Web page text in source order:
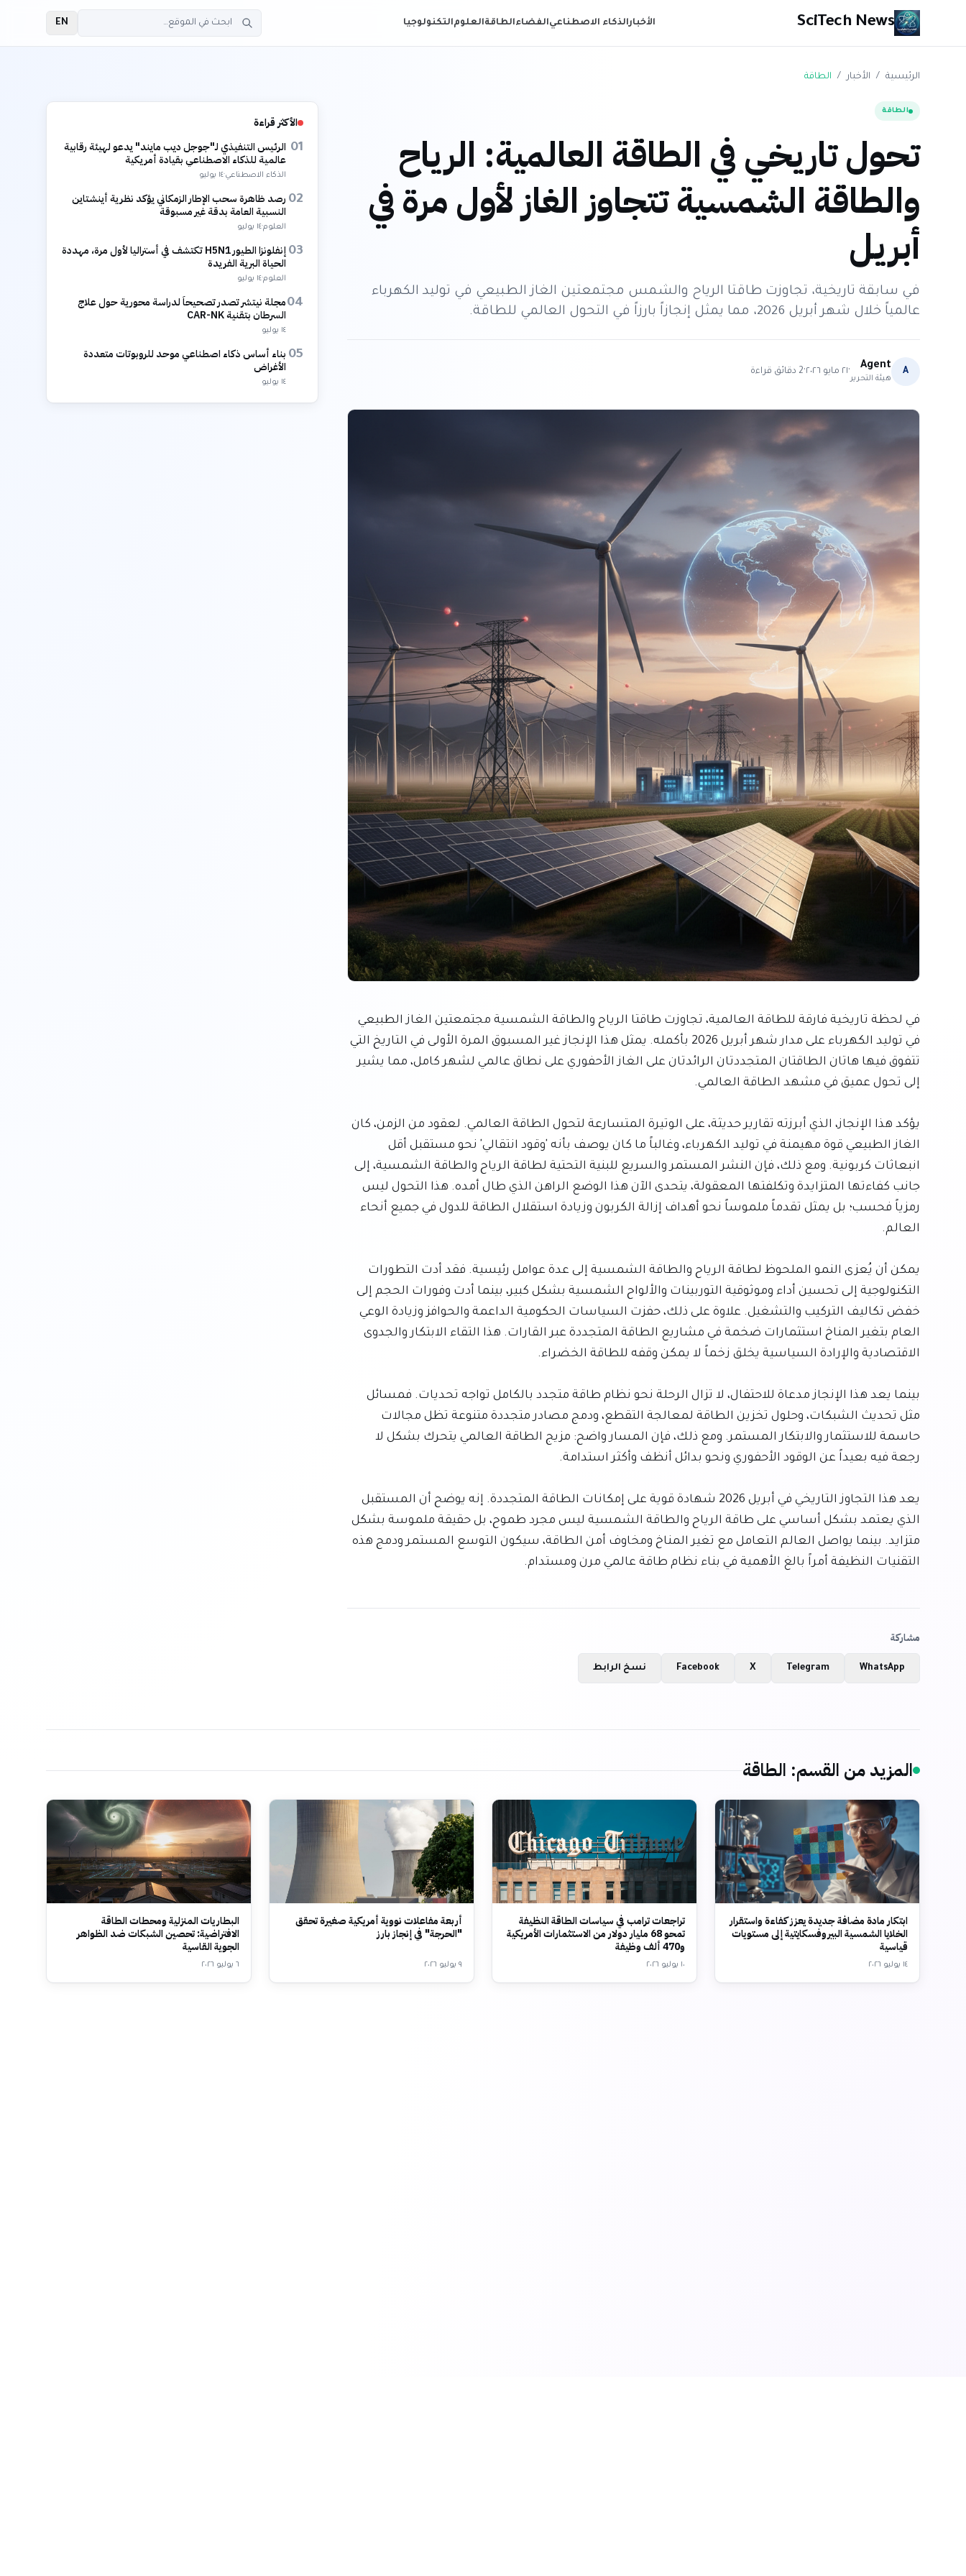
SciTech News الأخبارالذكاء الاصطناعيالفضاءالطاقةالعلومالتكنولوجيا EN
الرئيسية / الأخبار / الطاقة
الطاقة
تحول تاريخي في الطاقة العالمية: الرياح
والطاقة الشمسية تتجاوز الغاز لأول مرة في
أبريل
في سابقة تاريخية، تجاوزت طاقتا الرياح والشمس مجتمعتين الغاز الطبيعي في توليد الكهرباء
عالمياً خلال شهر أبريل 2026، مما يمثل إنجازاً بارزاً في التحول العالمي للطاقة.
A
Agent
هيئة التحرير
·٢١ مايو ٢٠٢٦ ·
2 دقائق قراءة
تتفوق فيها هاتان الطاقتان المتجددتان الرائدتان على الغاز الأحفوري على نطاق عالمي لشهر كامل، مما يشير
التقنيات النظيفة أمراً بالغ الأهمية في بناء نظام طاقة عالمي مرن ومستدام.
مشاركة
WhatsApp
Telegram
X
Facebook نسخ الرابط
الأكثر قراءة
01 الرئيس التنفيذي لـ"جوجل ديب مايند" يدعو لهيئة رقابية
عالمية للذكاء الاصطناعي بقيادة أمريكية
الذكاء الاصطناعي·١٤ يوليو
02 رصد ظاهرة سحب الإطار الزمكاني يؤكد نظرية أينشتاين
النسبية العامة بدقة غير مسبوقة
العلوم·١٤ يوليو
03
إنفلونزا الطيور H5N1 تكتشف في أستراليا لأول مرة، مهددة
الحياة البرية الفريدة
العلوم·١٤ يوليو
04مجلة نيتشر تصدر تصحيحاً لدراسة محورية حول علاج
السرطان بتقنية CAR-NK
١٤ يوليو
05 بناء أساس ذكاء اصطناعي موحد للروبوتات متعددة
الأغراض
١٤ يوليو
المزيد من القسم: الطاقة
ابتكار مادة مضافة جديدة يعزز كفاءة واستقرار
الخلايا الشمسية البيروفسكايتية إلى مستويات
قياسية
١٤ يوليو ٢٠٢٦
تراجعات ترامب في سياسات الطاقة النظيفة
تمحو 68 مليار دولار من الاستثمارات الأمريكية
و470 ألف وظيفة
١٠ يوليو ٢٠٢٦
أربعة مفاعلات نووية أمريكية صغيرة تحقق
"الحرجة" في إنجاز بارز
٩ يوليو ٢٠٢٦
البطاريات المنزلية ومحطات الطاقة
الافتراضية: تحصين الشبكات ضد الظواهر
الجوية القاسية
٦ يوليو ٢٠٢٦